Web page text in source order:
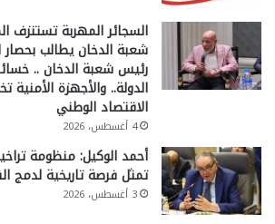
السجائر المهربة تستنزف
شعبة الدخان يطالب
رئيس شعبة الدخان .. خسائر
الدولة.. والأجهزة
الاقتصاد الوطني
4 أغسطس، 2026
أحمد الوكيل: منظومة
تمثل فرصة تاريخية لدمج
3 أغسطس، 2026